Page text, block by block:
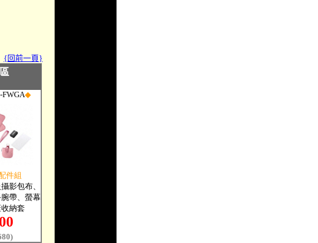
{回前一頁}
FWGA◆
件組
影包布、
帶、螢幕
納套